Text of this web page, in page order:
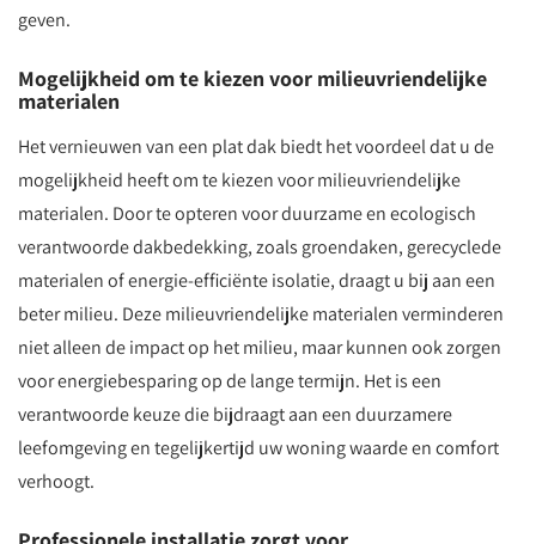
geven.
Mogelijkheid om te kiezen voor milieuvriendelijke
materialen
Het vernieuwen van een plat dak biedt het voordeel dat u de
mogelijkheid heeft om te kiezen voor milieuvriendelijke
materialen. Door te opteren voor duurzame en ecologisch
verantwoorde dakbedekking, zoals groendaken, gerecyclede
materialen of energie-efficiënte isolatie, draagt u bij aan een
beter milieu. Deze milieuvriendelijke materialen verminderen
niet alleen de impact op het milieu, maar kunnen ook zorgen
voor energiebesparing op de lange termijn. Het is een
verantwoorde keuze die bijdraagt aan een duurzamere
leefomgeving en tegelijkertijd uw woning waarde en comfort
verhoogt.